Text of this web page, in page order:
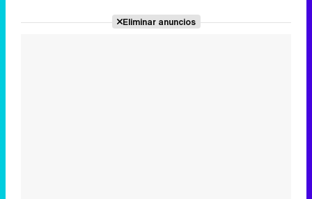
Eliminar anuncios